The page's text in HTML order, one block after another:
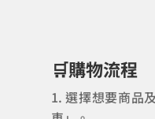
🛒購物流程
選擇想要商品